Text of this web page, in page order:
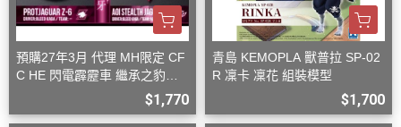
預購27年3月 代理 MH限定 CF
C HE 閃電霹靂車 繼承之豹魂
$1,770
青島 KEMOPLA 獸普拉 SP-02
R 凜卡 凜花 組裝模型
$1,700